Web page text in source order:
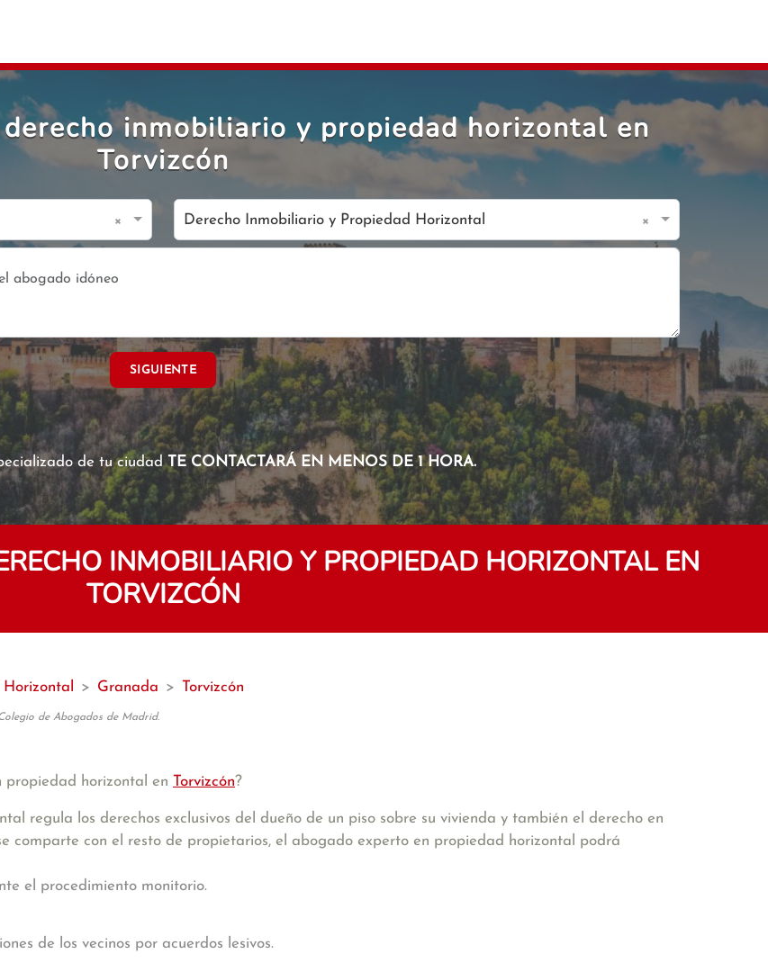
inmobiliario y propiedad horizontal en
Torvizcón
× Derecho Inmobiliario y Propiedad Horizontal ×
SIGUIENTE
de tu ciudadTE CONTACTARÁ EN MENOS DE 1 HORA.
INMOBILIARIO Y PROPIEDAD HORIZONTAL EN
TORVIZCÓN
> Granada > Torvizcón
de Abogados de Madrid.
propiedad horizontal en Torvizcón?
regula los derechos exclusivos del dueño de un piso sobre su vivienda y también el derecho en
comparte con el resto de propietarios, el abogado experto en propiedad horizontal podrá
el procedimiento monitorio.
de los vecinos por acuerdos lesivos.